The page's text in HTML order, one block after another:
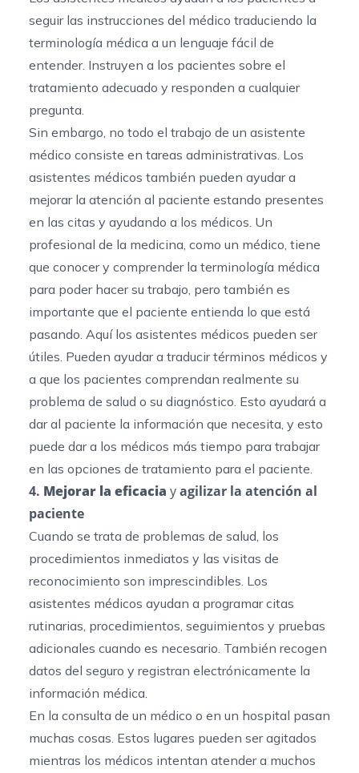
seguir las instrucciones del médico traduciendo la
terminología médica a un lenguaje fácil de
entender. Instruyen a los pacientes sobre el
tratamiento adecuado y responden a cualquier
pregunta.
Sin embargo, no todo el trabajo de un asistente
médico consiste en tareas administrativas. Los
asistentes médicos también pueden ayudar a
mejorar la atención al paciente estando presentes
en las citas y ayudando a los médicos. Un
profesional de la medicina, como un médico, tiene
que conocer y comprender la terminología médica
para poder hacer su trabajo, pero también es
importante que el paciente entienda lo que está
pasando. Aquí los asistentes médicos pueden ser
útiles. Pueden ayudar a traducir términos médicos y
a que los pacientes comprendan realmente su
problema de salud o su diagnóstico. Esto ayudará a
dar al paciente la información que necesita, y esto
puede dar a los médicos más tiempo para trabajar
en las opciones de tratamiento para el paciente.
4. Mejorar la eficacia yagilizar la atención al
paciente
Cuando se trata de problemas de salud, los
procedimientos inmediatos y las visitas de
reconocimiento son imprescindibles. Los
asistentes médicos ayudan a programar citas
rutinarias, procedimientos, seguimientos y pruebas
adicionales cuando es necesario. También recogen
datos del seguro y registran electrónicamente la
información médica.
En la consulta de un médico o en un hospital pasan
muchas cosas. Estos lugares pueden ser agitados
mientras los médicos intentan atender a muchos